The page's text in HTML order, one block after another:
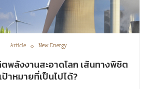
Article New Energy
พลังงานสะอาดโลก เส้นทางพิชิต
เป้าหมายที่เป็นไปได้?